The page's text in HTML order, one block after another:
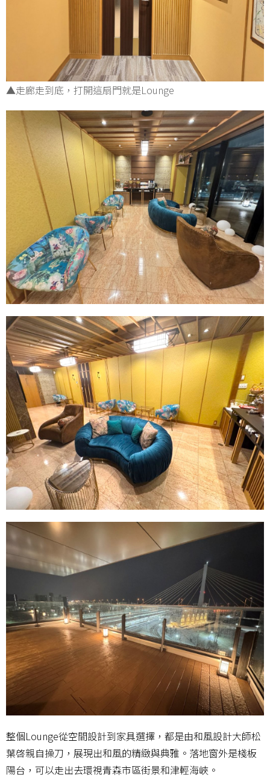
▲走廊走到底，打開這扇門就是Lounge
整個Lounge從空間設計到家具選擇，都是由和風設計大師松
葉啓親自操刀，展現出和風的精緻與典雅。落地窗外是棧板
陽台，可以走出去環視青森市區街景和津輕海峽。